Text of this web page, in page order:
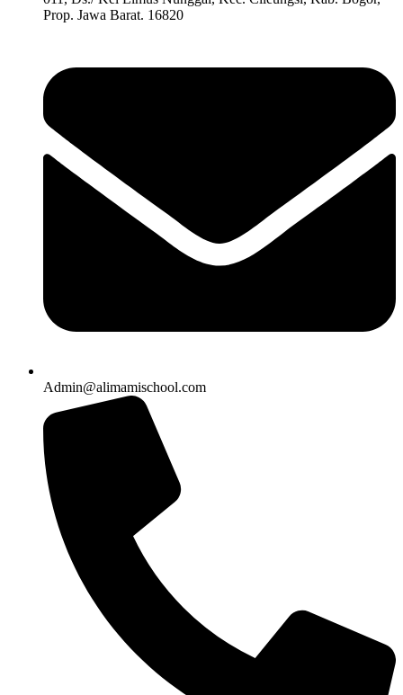
Prop. Jawa Barat. 16820
Admin@alimamischool.com